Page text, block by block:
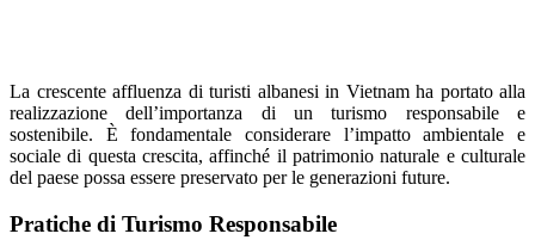
La crescente affluenza di turisti albanesi in Vietnam ha portato alla
realizzazione dell’importanza di un turismo responsabile e
sostenibile. È fondamentale considerare l’impatto ambientale e
sociale di questa crescita, affinché il patrimonio naturale e culturale
del paese possa essere preservato per le generazioni future.
Pratiche di Turismo Responsabile